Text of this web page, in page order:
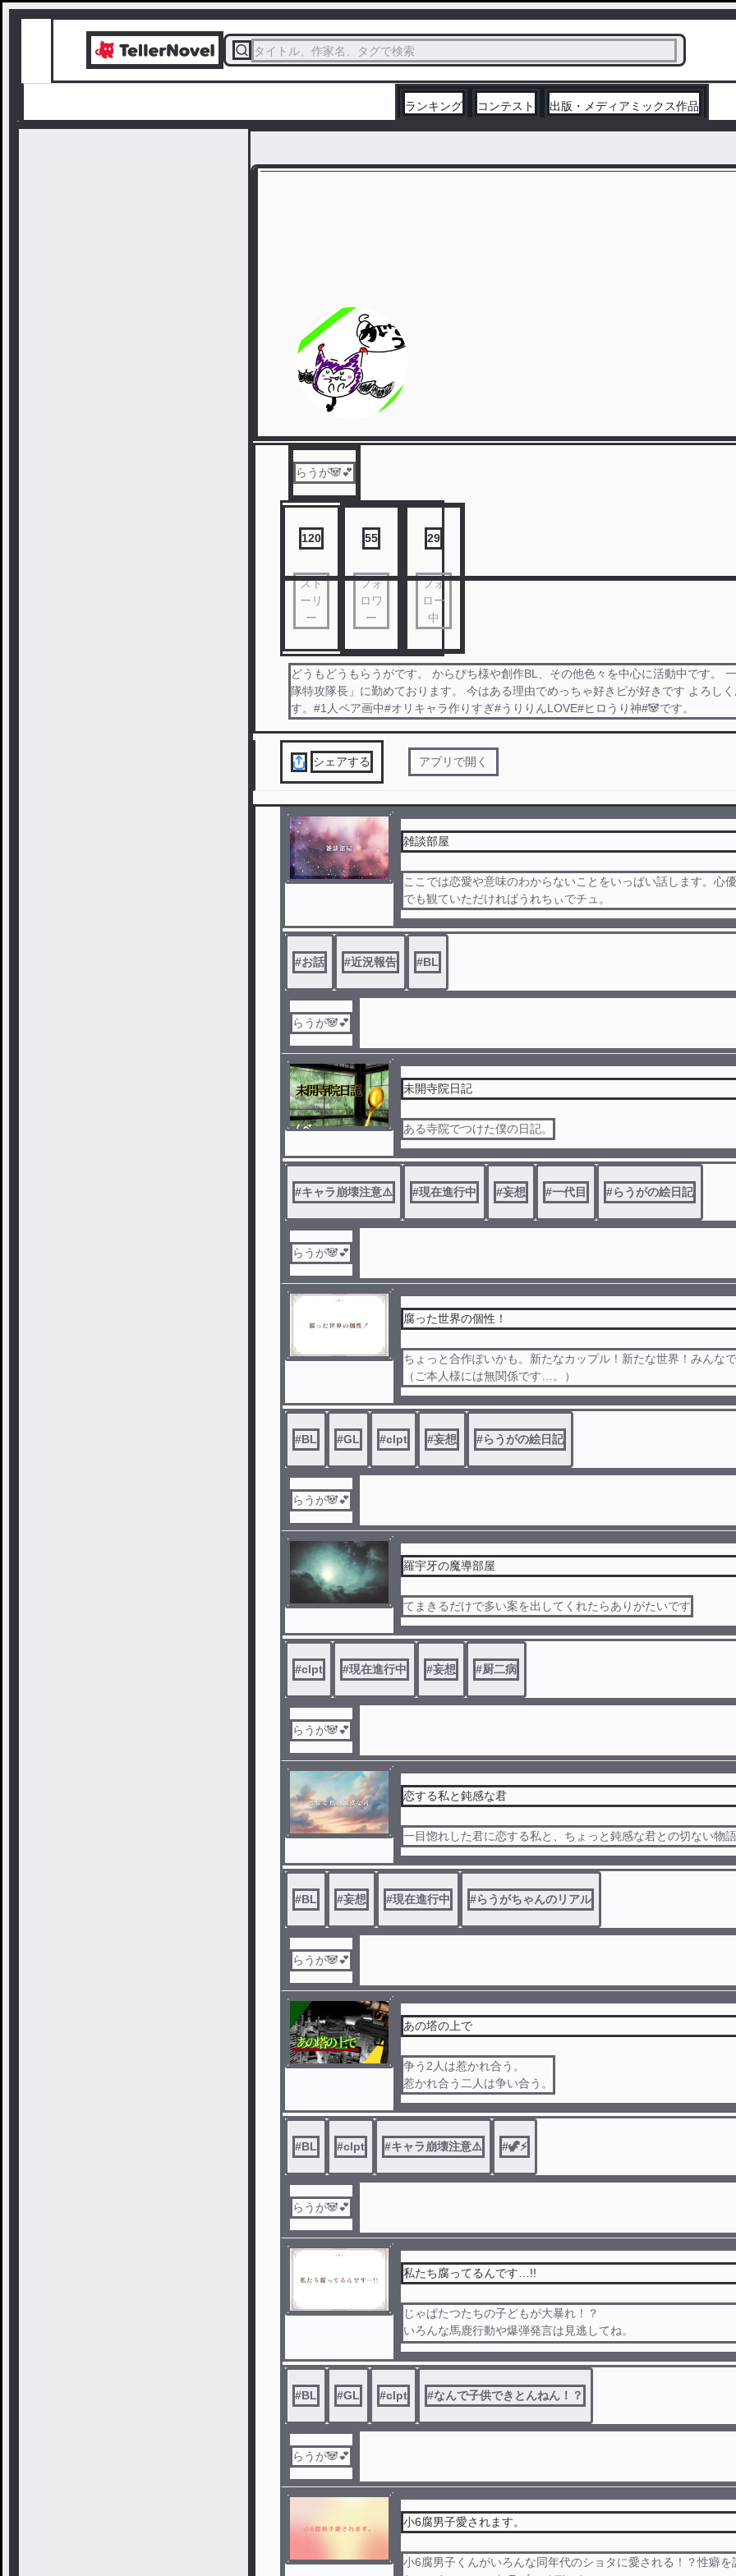
タイトル、作家名、タグで検索
ランキング コンテスト 出版・メディアミックス作品
らうが🐼💕
120
スト
ーリ
ー
55
フォ
ロワ
ー
29
フォ
ロー
中
どうもどうもらうがです。 からぴち様や創作BL、その他色々を中心に活動中です。
隊特攻隊長」に勤めております。 今はある理由でめっちゃ好きピが好きです よろしく
す。#1人ペア画中#オリキャラ作りすぎ#うりりんLOVE#ヒロうり神#🐼です。
シェアする アプリで開く
雑談部屋
ここでは恋愛や意味のわからないことをいっぱい話します。心
でも観ていただければうれちぃでチュ。
#お話 #近況報告 #BL
らうが🐼💕
ノベ
未開寺院日記
ある寺院でつけた僕の日記。
#キャラ崩壊注意⚠️ #現在進行中 #妄想 #一代目 #らうがの絵日記
らうが🐼💕
腐った世界の個性！
ちょっと合作ぽいかも。新たなカップル！新たな世界！みんなで
（ご本人様には無関係です…。）
#BL #GL #clpt #妄想 #らうがの絵日記
らうが🐼💕
羅宇牙の魔導部屋
てまきるだけで多い案を出してくれたらありがたいです
#clpt #現在進行中 #妄想 #厨二病
らうが🐼💕
恋する私と鈍感な君
一目惚れした君に恋する私と、ちょっと鈍感な君との切ない物語
#BL #妄想 #現在進行中 #らうがちゃんのリアル
らうが🐼💕
あの塔の上で
争う2人は惹かれ合う。
惹かれ合う二人は争い合う。
#BL #clpt #キャラ崩壊注意⚠️ #🦖⚡
らうが🐼💕
私たち腐ってるんです…!!
じゃぱたつたちの子どもが大暴れ！？
いろんな馬鹿行動や爆弾発言は見逃してね。
男同士で子どもができてんのは触れない約束！
いっぱいキャラ出てきます。いろんなところに出ていきます。
ます。
#BL #GL #clpt #なんで子供できとんねん！？
らうが🐼💕
小6腐男子愛されます。
小6腐男子くんがいろんな同年代のショタに愛される！？性癖を